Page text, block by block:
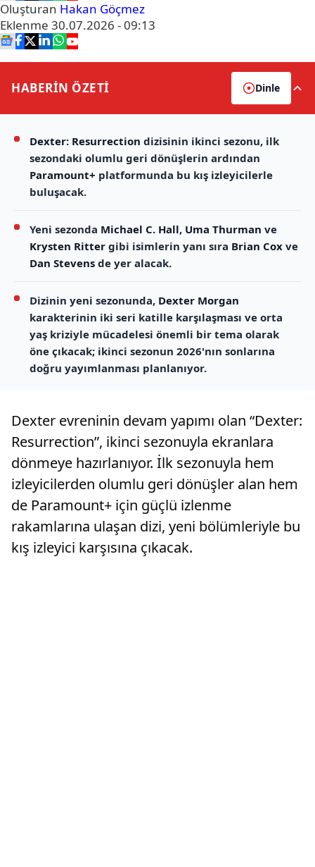
Oluşturan Hakan Göçmez
Eklenme 30.07.2026 - 09:13
HABERİN ÖZETİ Dinle
Dexter: Resurrection dizisinin ikinci sezonu, ilk
sezondaki olumlu geri dönüşlerin ardından
Paramount+ platformunda bu kış izleyicilerle
buluşacak.
Yeni sezonda Michael C. Hall, Uma Thurman ve
Krysten Ritter gibi isimlerin yanı sıra Brian Cox ve
Dan Stevens de yer alacak.
Dizinin yeni sezonunda, Dexter Morgan
karakterinin iki seri katille karşılaşması ve orta
yaş kriziyle mücadelesi önemli bir tema olarak
öne çıkacak; ikinci sezonun 2026'nın sonlarına
doğru yayımlanması planlanıyor.
Dexter evreninin devam yapımı olan “Dexter:
Resurrection”, ikinci sezonuyla ekranlara
dönmeye hazırlanıyor. İlk sezonuyla hem
izleyicilerden olumlu geri dönüşler alan hem
de Paramount+ için güçlü izlenme
rakamlarına ulaşan dizi, yeni bölümleriyle bu
kış izleyici karşısına çıkacak.